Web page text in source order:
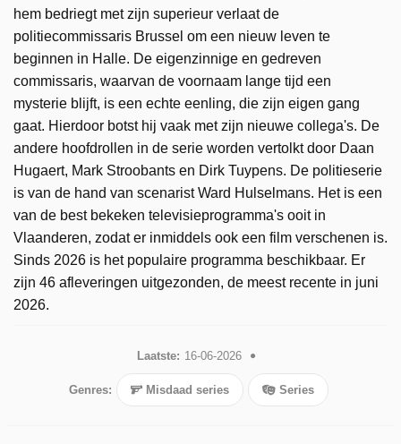
hem bedriegt met zijn superieur verlaat de
politiecommissaris Brussel om een nieuw leven te
beginnen in Halle. De eigenzinnige en gedreven
commissaris, waarvan de voornaam lange tijd een
mysterie blijft, is een echte eenling, die zijn eigen gang
gaat. Hierdoor botst hij vaak met zijn nieuwe collega's. De
andere hoofdrollen in de serie worden vertolkt door Daan
Hugaert, Mark Stroobants en Dirk Tuypens. De politieserie
is van de hand van scenarist Ward Hulselmans. Het is een
van de best bekeken televisieprogramma's ooit in
Vlaanderen, zodat er inmiddels ook een film verschenen is.
Sinds 2026 is het populaire programma beschikbaar. Er
zijn 46 afleveringen uitgezonden, de meest recente in juni
2026.
Laatste: 16-06-2026
Genres: Misdaad series Series